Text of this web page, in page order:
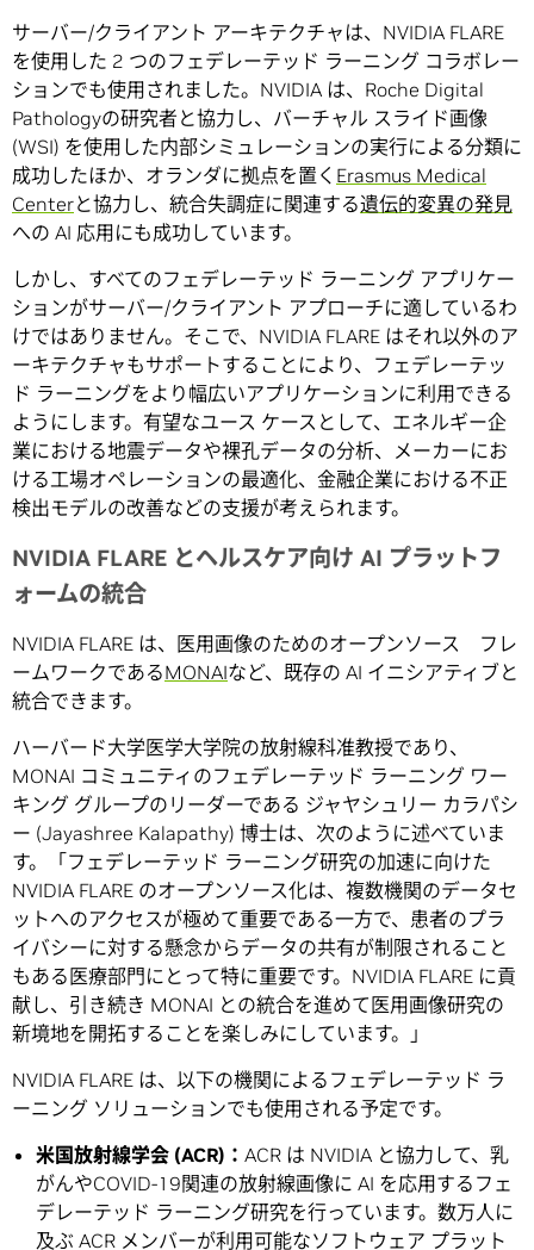
サーバー/クライアント アーキテクチャは、NVIDIA FLARE
を使用した 2 つのフェデレーテッド ラーニング コラボレー
ションでも使用されました。NVIDIA は、Roche Digital
Pathologyの研究者と協力し、バーチャル スライド画像
(WSI) を使用した内部シミュレーションの実行による分類に
成功したほか、オランダに拠点を置く Erasmus Medical
Centerと協力し、統合失調症に関連する遺伝的変異の発見
への AI 応用にも成功しています。
しかし、すべてのフェデレーテッド ラーニング アプリケー
ションがサーバー/クライアント アプローチに適しているわ
けではありません。そこで、NVIDIA FLARE はそれ以外のア
ーキテクチャもサポートすることにより、フェデレーテッ
ド ラーニングをより幅広いアプリケーションに利用できる
ようにします。有望なユース ケースとして、エネルギー企
業における地震データや裸孔データの分析、メーカーにお
ける工場オペレーションの最適化、金融企業における不正
検出モデルの改善などの支援が考えられます。
NVIDIA FLARE とヘルスケア向け AI プラットフ
ォームの統合
NVIDIA FLARE は、医用画像のためのオープンソース フレ
ームワークであるMONAIなど、既存の AI イニシアティブと
統合できます。
ハーバード大学医学大学院の放射線科准教授であり、
MONAI コミュニティのフェデレーテッド ラーニング ワー
キング グループのリーダーである ジャヤシュリー カラパシ
ー (Jayashree Kalapathy) 博士は、次のように述べていま
す。「フェデレーテッド ラーニング研究の加速に向けた
NVIDIA FLARE のオープンソース化は、複数機関のデータセ
ットへのアクセスが極めて重要である一方で、患者のプラ
イバシーに対する懸念からデータの共有が制限されること
もある医療部門にとって特に重要です。NVIDIA FLARE に貢
献し、引き続き MONAI との統合を進めて医用画像研究の
新境地を開拓することを楽しみにしています。」
NVIDIA FLARE は、以下の機関によるフェデレーテッド ラ
ーニング ソリューションでも使用される予定です。
米国放射線学会 (ACR)： ACR は NVIDIA と協力して、乳
がんやCOVID-19関連の放射線画像に AI を応用するフェ
デレーテッド ラーニング研究を行っています。数万人に
及ぶ ACR メンバーが利用可能なソフトウェア プラット